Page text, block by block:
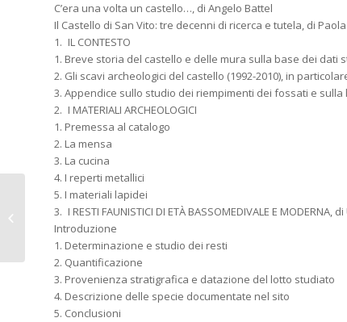
C’era una volta un castello…, di Angelo Battel
Il Castello di San Vito: tre decenni di ricerca e tutela, di
1. IL CONTESTO
1. Breve storia del castello e delle mura sulla base dei dati
2. Gli scavi archeologici del castello (1992-2010), in
3. Appendice sullo studio dei riempimenti dei fossati e
2. I MATERIALI ARCHEOLOGICI
1. Premessa al catalogo
2. La mensa
3. La cucina
4. I reperti metallici
5. I materiali lapidei
3. I RESTI FAUNISTICI DI ETÀ BASSOMEDIVALE E MODERNA,
Introduzione
1. Determinazione e studio dei resti
2. Quantificazione
3. Provenienza stratigrafica e datazione del lotto studiato
4. Descrizione delle specie documentate nel sito
5. Conclusioni
TRICESIMO (Ud).
Castello.